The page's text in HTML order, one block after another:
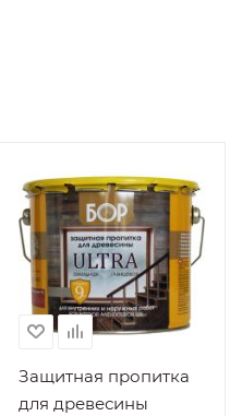
Завод "Краски
КВИЛ" ООО
Вид работ
Внутренние,
Наружные
Поверхность
Материал
Пропитки
Защитная пропитка
для древесины